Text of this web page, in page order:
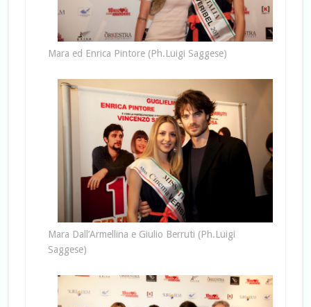
Mara ed Enrica Pintore (Ph.Luigi Saggese)
Mara Dall’Armellina e Giulio Berruti (Ph.Luigi
Saggese)